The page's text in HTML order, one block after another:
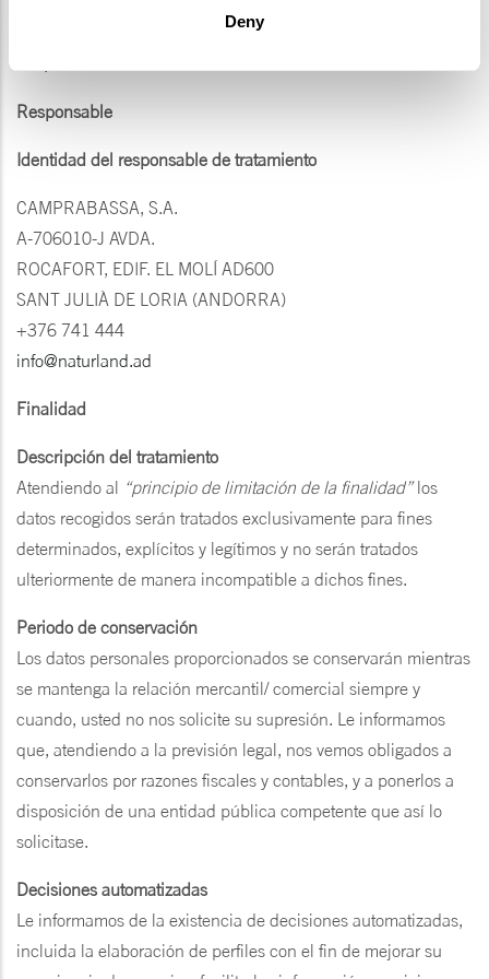
Deny
PROTECCIÓN DE DATOS PERSONALES RGPDUE 2016/679
Responsable
Identidad del responsable de tratamiento
CAMPRABASSA, S.A.
A-706010-J AVDA.
ROCAFORT, EDIF. EL MOLÍ AD600
SANT JULIÀ DE LORIA (ANDORRA)
+376 741 444
info@naturland.ad
Finalidad
Descripción del tratamiento
Atendiendo al “principio de limitación de la finalidad”los
datos recogidos serán tratados exclusivamente para fines
determinados, explícitos y legítimos y no serán tratados
ulteriormente de manera incompatible a dichos fines.
Periodo de conservación
Los datos personales proporcionados se conservarán mientras
se mantenga la relación mercantil/ comercial siempre y
cuando, usted no nos solicite su supresión. Le informamos
que, atendiendo a la previsión legal, nos vemos obligados a
conservarlos por razones fiscales y contables, y a ponerlos a
disposición de una entidad pública competente que así lo
solicitase.
Decisiones automatizadas
Le informamos de la existencia de decisiones automatizadas,
incluida la elaboración de perfiles con el fin de mejorar su